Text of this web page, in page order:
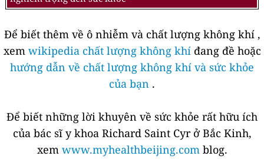
Để biết thêm về ô nhiễm và chất lượng không khí ,
xem wikipedia chất lượng không khíđang đề hoặc
hướng dẫn về chất lượng không khí và sức khỏe
của bạn .
Để biết những lời khuyên về sức khỏe rất hữu ích
của bác sĩ y khoa Richard Saint Cyr ở Bắc Kinh,
xem www.myhealthbeijing.com blog.